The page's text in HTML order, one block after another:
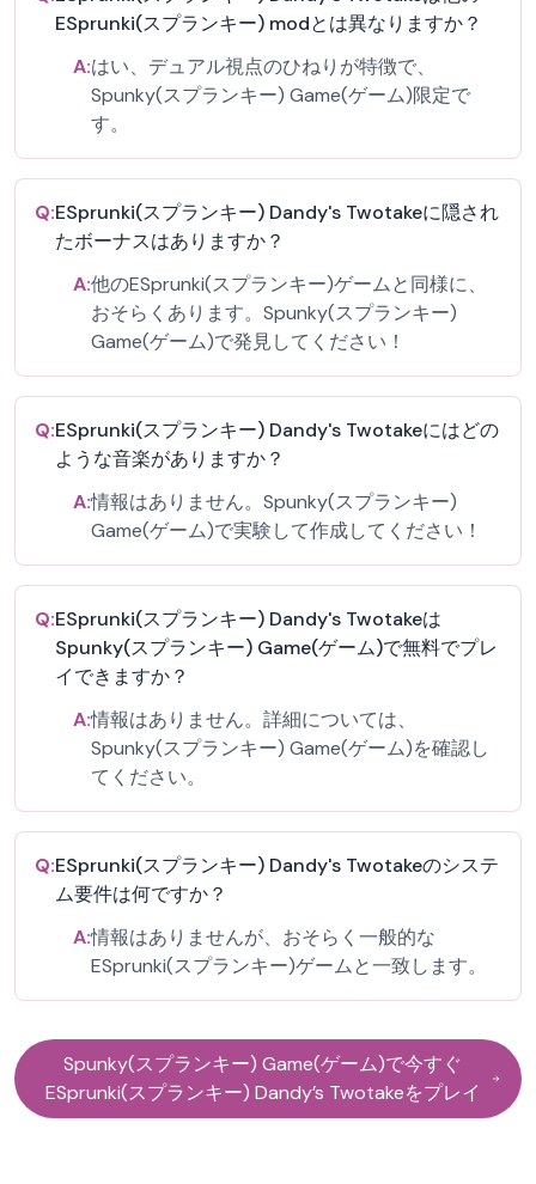
ESprunki(スプランキー) modとは異なりますか？
A:はい、デュアル視点のひねりが特徴で、
Spunky(スプランキー) Game(ゲーム)限定で
す。
Q:ESprunki(スプランキー) Dandy's Twotakeに隠され
たボーナスはありますか？
A:他のESprunki(スプランキー)ゲームと同様に、
おそらくあります。Spunky(スプランキー)
Game(ゲーム)で発見してください！
Q:ESprunki(スプランキー) Dandy's Twotakeにはどの
ような音楽がありますか？
A:情報はありません。Spunky(スプランキー)
Game(ゲーム)で実験して作成してください！
Q:ESprunki(スプランキー) Dandy's Twotakeは
Spunky(スプランキー) Game(ゲーム)で無料でプレ
イできますか？
A:情報はありません。詳細については、
Spunky(スプランキー) Game(ゲーム)を確認し
てください。
Q:ESprunki(スプランキー) Dandy's Twotakeのシステ
ム要件は何ですか？
A:情報はありませんが、おそらく一般的な
ESprunki(スプランキー)ゲームと一致します。
Spunky(スプランキー) Game(ゲーム)で今すぐ
ESprunki(スプランキー) Dandy’s Twotakeをプレイ